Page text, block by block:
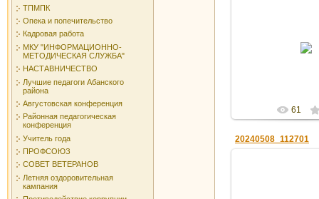
ТПМПК
Опека и попечительство
Кадровая работа
МКУ "ИНФОРМАЦИОННО-
МЕТОДИЧЕСКАЯ СЛУЖБА"
НАСТАВНИЧЕСТВО
Лучшие педагоги Абанского
района
Августовская конференция
Районная педагогическая
конференция
Учитель года
ПРОФСОЮЗ
СОВЕТ ВЕТЕРАНОВ
Летняя оздоровительная
кампания
61
20240508_112701